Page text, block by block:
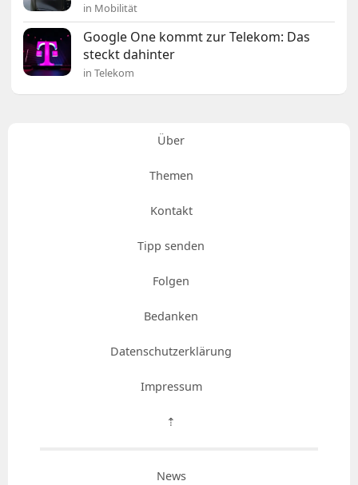
in Mobilität
Google One kommt zur Telekom: Das
steckt dahinter
in Telekom
Über
Themen
Kontakt
Tipp senden
Folgen
Bedanken
Datenschutzerklärung
Impressum
⇡
News